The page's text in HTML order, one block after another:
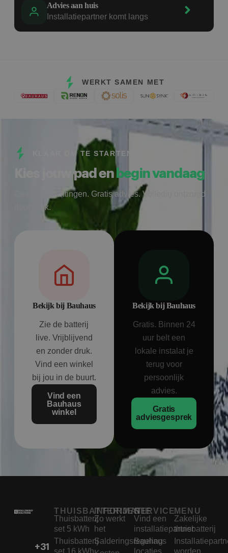
Advies aan huis
Installatiepartner komt langs
WERKT SAMEN MET
KLAAR OM TE STARTEN
Kies jouw pad enbegin vandaag
Geen verplichtingen. Gratis advies. Volledig ontzorgd
door Bolk.
Bekijk bij Bauhaus
Zie de batterij
live. Vrijblijvend
en zonder druk.
Vind een winkel
bij jou in de buurt.
Vind een
Bauhaus
winkel
Bekijk bij Bauhaus
Gratis. Binnen 24
uur belt een
lokale instalat je
terug voor
persoonlijk
advies.
Gratis
adviesgesprek
+31
THUISBATTERIJEN
Thuisbatterij
set 5 kWh
Thuisbatterij
INFORMATIE
Zo werkt
het
Salderingsregeling
SERVICE
Vind een
installatiepartner
Bauhaus
MENU
Zakelijke
thuisbatterij